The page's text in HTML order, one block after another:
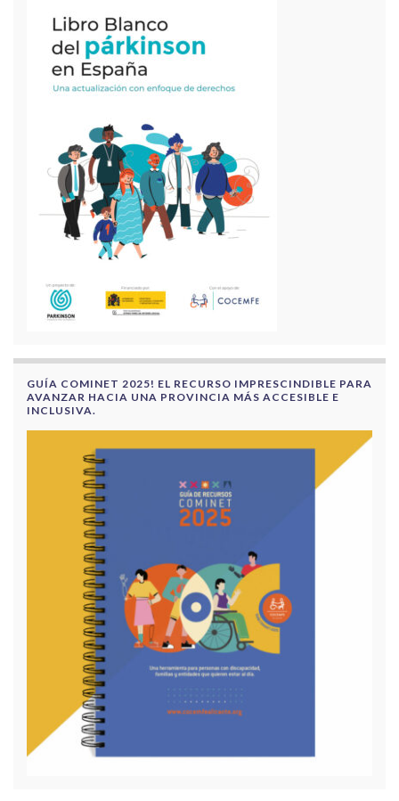
GUÍA COMINET 2025! EL RECURSO IMPRESCINDIBLE PARA
AVANZAR HACIA UNA PROVINCIA MÁS ACCESIBLE E
INCLUSIVA.